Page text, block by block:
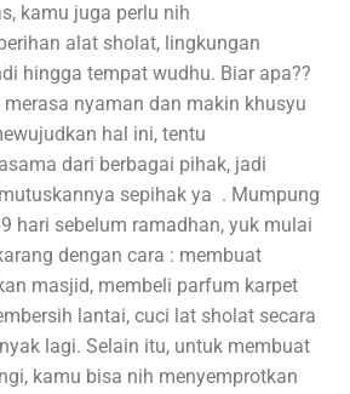
kamu juga perlu nih
alat sholat, lingkungan
hingga tempat wudhu. Biar apa??
nyaman dan makin khusyu
hal ini, tentu
dari berbagai pihak, jadi
sepihak ya . Mumpung
hari sebelum ramadhan, yuk mulai
dengan cara : membuat
masjid, membeli parfum karpet
lantai, cuci lat sholat secara
lagi. Selain itu, untuk membuat
kamu bisa nih menyemprotkan